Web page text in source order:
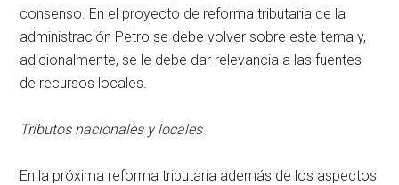
consenso. En el proyecto de reforma tributaria de la
administración Petro se debe volver sobre este tema y,
adicionalmente, se le debe dar relevancia a las fuentes
de recursos locales.
Tributos nacionales y locales
En la próxima reforma tributaria además de los aspectos